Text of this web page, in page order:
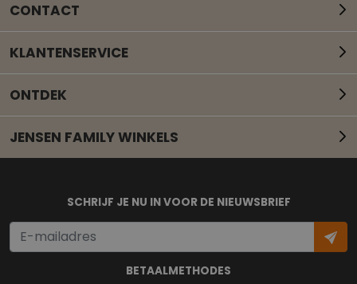
CONTACT
Mail onze klantenservice
KLANTENSERVICE
ONTDEK
JENSEN FAMILY WINKELS
BETAALMETHODES
SCHRIJF JE NU IN VOOR DE NIEUWSBRIEF